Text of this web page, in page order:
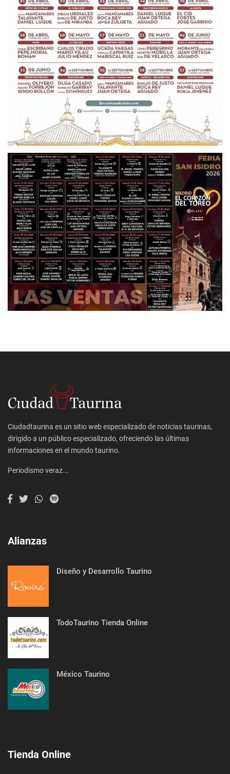
Ciudadtaurina es un sitio web especializado de noticias taurinas,
dirigido a un público especializado, ofreciendo las últimas
informaciones en el mundo taurino.
Periodismo veraz...
Alianzas
Diseño y Desarrollo Taurino
TodoTaurino Tienda Online
México Taurino
Tienda Online